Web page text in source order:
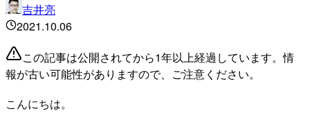
吉井亮
2021.10.06
この記事は公開されてから1年以上経過しています。情
報が古い可能性がありますので、ご注意ください。
こんにちは。